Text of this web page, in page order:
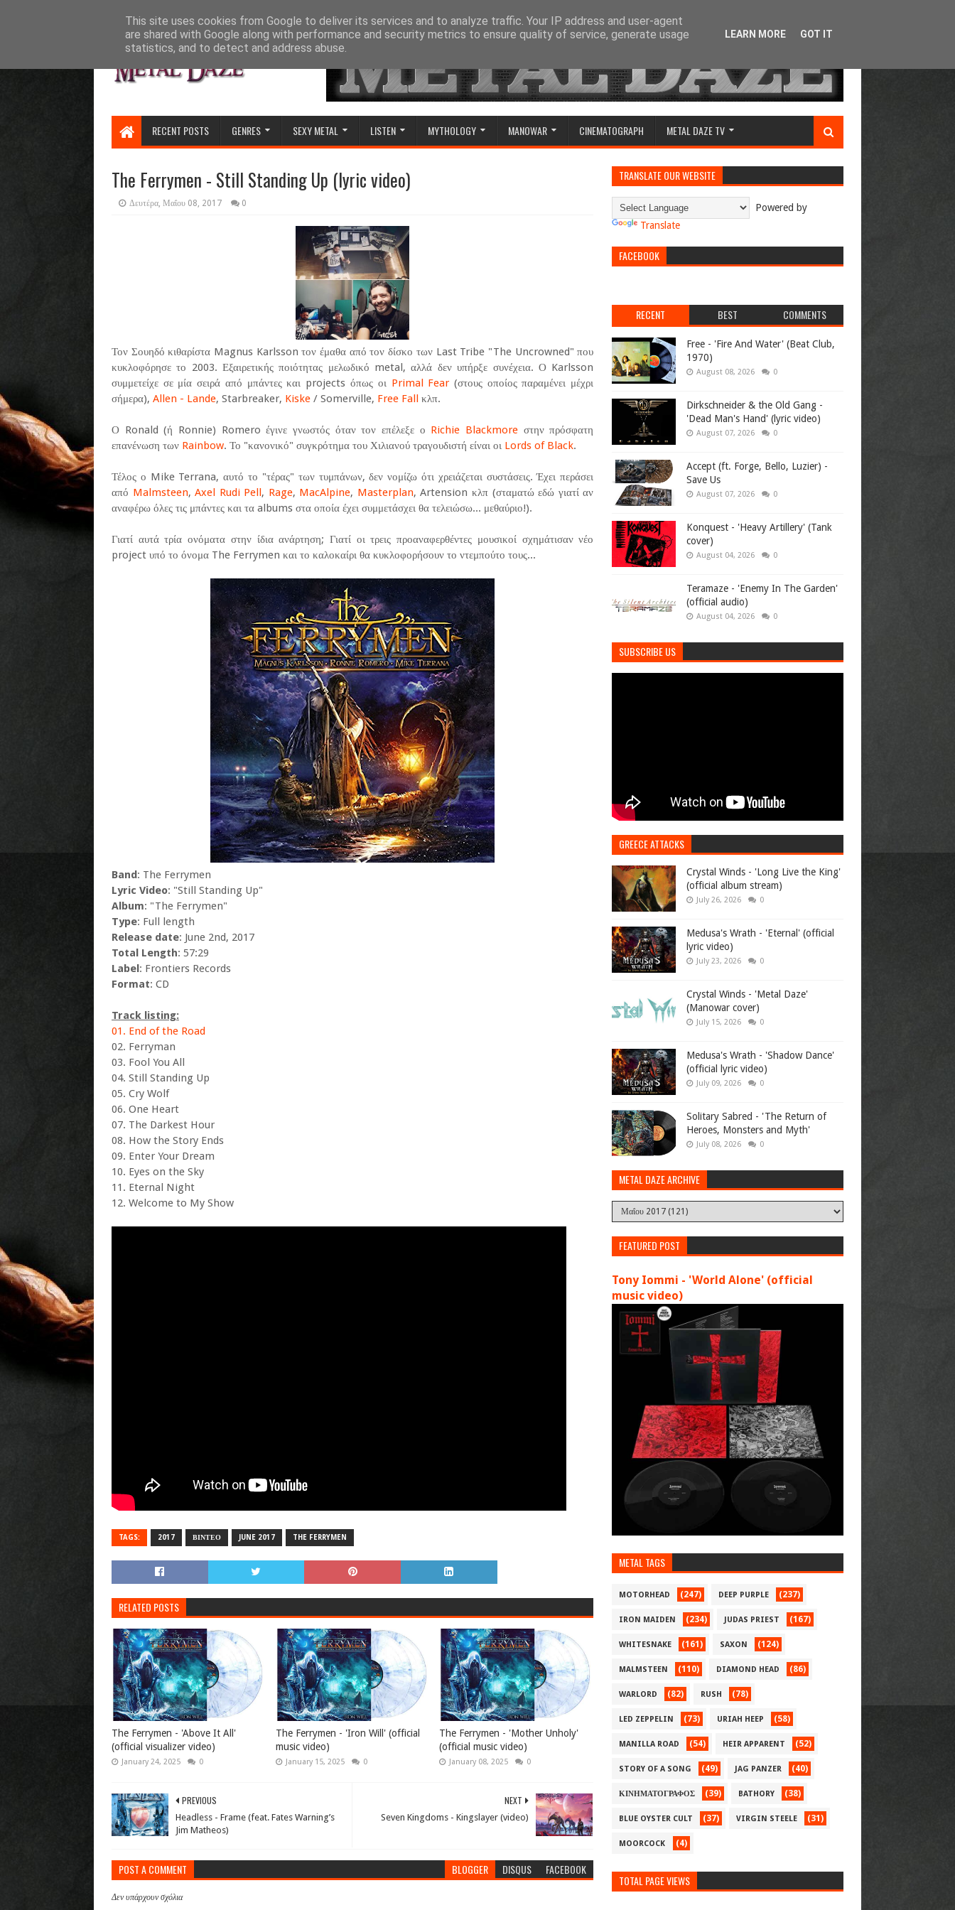
RECENT POSTS GENRES SEXY METAL LISTEN MYTHOLOGY MANOWAR CINEMATOGRAPH METAL DAZE TV
The Ferrymen - Still Standing Up (lyric video)
Δευτέρα, Μαΐου 08, 2017 0
Τον Σουηδό κιθαρίστα Magnus Karlsson τον έμαθα από τον δίσκο των Last Tribe "The Uncrowned" που
κυκλοφόρησε το 2003. Εξαιρετικής ποιότητας μελωδικό metal, αλλά δεν υπήρξε συνέχεια. Ο Karlsson
συμμετείχε σε μία σειρά από μπάντες και projects όπως οι Primal Fear(στους οποίος παραμένει μέχρι
σήμερα), Allen - Lande, Starbreaker, Kiske / Somerville, Free Fall κλπ.
Ο Ronald (ή Ronnie) Romero έγινε γνωστός όταν τον επέλεξε ο Richie Blackmoreστην πρόσφατη
επανένωση των Rainbow. Το "κανονικό" συγκρότημα του Χιλιανού τραγουδιστή είναι οι Lords of Black.
Τέλος ο Mike Terrana, αυτό το "τέρας" των τυμπάνων, δεν νομίζω ότι χρειάζεται συστάσεις. Έχει περάσει
από Malmsteen,Axel Rudi Pell, Rage, MacAlpine, Masterplan, Artension κλπ (σταματώ εδώ γιατί αν
αναφέρω όλες τις μπάντες και τα albums στα οποία έχει συμμετάσχει θα τελειώσω... μεθαύριο!).
Γιατί αυτά τρία ονόματα στην ίδια ανάρτηση; Γιατί οι τρεις προαναφερθέντες μουσικοί σχημάτισαν νέο
project υπό το όνομα The Ferrymen και το καλοκαίρι θα κυκλοφορήσουν το ντεμπούτο τους...
Band: The Ferrymen
Lyric Video: "Still Standing Up"
Album: "The Ferrymen"
Type: Full length
Release date: June 2nd, 2017
Total Length: 57:29
Label: Frontiers Records
Format: CD
Track listing:
01. End of the Road
02. Ferryman
03. Fool You All
04. Still Standing Up
05. Cry Wolf
06. One Heart
07. The Darkest Hour
08. How the Story Ends
09. Enter Your Dream
10. Eyes on the Sky
11. Eternal Night
12. Welcome to My Show
TAGS: 2017 ΒΙΝΤΕΟ JUNE 2017 THE FERRYMEN
RELATED POSTS
The Ferrymen - 'Above It All'
(official visualizer video)
January 24, 2025 0
The Ferrymen - 'Iron Will' (official
music video)
January 15, 2025 0
The Ferrymen - 'Mother Unholy'
(official music video)
January 08, 2025 0
NEXT
Seven Kingdoms - Kingslayer (video)
PREVIOUS
Headless - Frame (feat. Fates Warning’s
Jim Matheos)
POST A COMMENT BLOGGER DISQUS FACEBOOK
Δεν υπάρχουν σχόλια
TRANSLATE OUR WEBSITE
Powered by
Translate
FACEBOOK
RECENT BEST COMMENTS
Free - 'Fire And Water' (Beat Club,
1970)
August 08, 2026 0
Dirkschneider & the Old Gang -
'Dead Man's Hand' (lyric video)
August 07, 2026 0
Accept (ft. Forge, Bello, Luzier) -
Save Us
August 07, 2026 0
Konquest - 'Heavy Artillery' (Tank
cover)
August 04, 2026 0
Teramaze - 'Enemy In The Garden'
(official audio)
August 04, 2026 0
SUBSCRIBE US
GREECE ATTACKS
Crystal Winds - 'Long Live the King'
(official album stream)
July 26, 2026 0
Medusa's Wrath - 'Eternal' (official
lyric video)
July 23, 2026 0
Crystal Winds - 'Metal Daze'
(Manowar cover)
July 15, 2026 0
Medusa's Wrath - 'Shadow Dance'
(official lyric video)
July 09, 2026 0
Solitary Sabred - 'The Return of
Heroes, Monsters and Myth'
July 08, 2026 0
METAL DAZE ARCHIVE
FEATURED POST
Tony Iommi - 'World Alone' (official
music video)
METAL TAGS
MOTORHEAD (247) DEEP PURPLE (237)
IRON MAIDEN (234) JUDAS PRIEST (167)
WHITESNAKE (161) SAXON (124)
MALMSTEEN (110) DIAMOND HEAD (86)
WARLORD (82) RUSH (78)
LED ZEPPELIN (73) URIAH HEEP (58)
MANILLA ROAD (54) HEIR APPARENT (52)
STORY OF A SONG (49) JAG PANZER (40)
ΚΙΝΗΜΑΤΟΓΡΑΦΟΣ (39) BATHORY (38)
BLUE OYSTER CULT (37) VIRGIN STEELE (31)
MOORCOCK (4)
TOTAL PAGE VIEWS
This site uses cookies from Google to deliver its services and to analyze traffic. Your IP address and user-agent
are shared with Google along with performance and security metrics to ensure quality of service, generate usage
statistics, and to detect and address abuse.
LEARN MORE GOT IT